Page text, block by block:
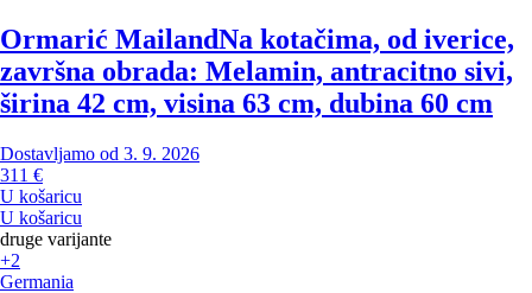
Ormarić MailandNa kotačima, od iverice,
završna obrada: Melamin, antracitno sivi,
širina 42 cm, visina 63 cm, dubina 60 cm
Dostavljamo od 3. 9. 2026
311 €
U košaricu
U košaricu
druge varijante
+2
Germania